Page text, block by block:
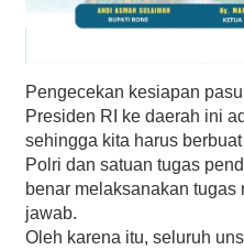
Pengecekan kesiapan
Presiden RI ke daerah ini
sehingga kita harus
Polri dan satuan tugas
benar melaksanakan
jawab.
Oleh karena itu, seluruh